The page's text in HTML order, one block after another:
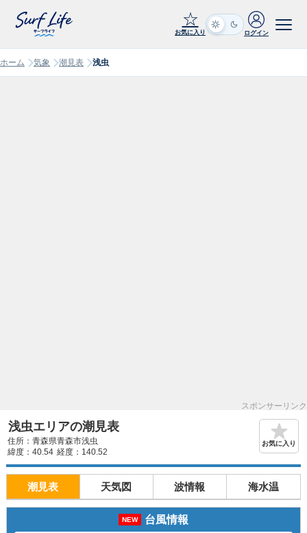
☆
お気に入り ログイン
ホーム 気象 潮見表 浅虫
スポンサーリンク
浅虫エリアの潮見表
住所：青森県青森市浅虫
緯度：40.54 経度：140.52
お気に入り
潮見表 天気図 波情報 海水温
NEW 台風情報